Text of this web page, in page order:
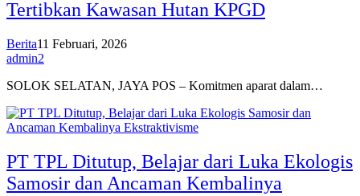
Tertibkan Kawasan Hutan KPGD
Berita11 Februari, 2026
admin2
SOLOK SELATAN, JAYA POS – Komitmen aparat dalam…
PT TPL Ditutup, Belajar dari Luka Ekologis
Samosir dan Ancaman Kembalinya